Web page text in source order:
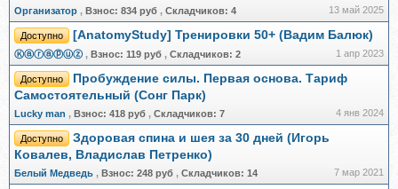
Организатор , Взнос: 834 руб , Складчиков: 4 13 май 2025
Доступно [AnatomyStudy] Тренировки 50+ (Вадим Балюк)
Ⓚⓐⓡⓐⓟⓤⓩ , Взнос: 119 руб , Складчиков: 2 1 апр 2023
Доступно
Пробуждение силы. Первая основа. Тариф
Самостоятельный (Сонг Парк)
Lucky man , Взнос: 418 руб , Складчиков: 7 4 янв 2024
Доступно
Здоровая спина и шея за 30 дней (Игорь
Ковалев, Владислав Петренко)
Белый Медведь , Взнос: 248 руб , Складчиков: 14 7 мар 2021